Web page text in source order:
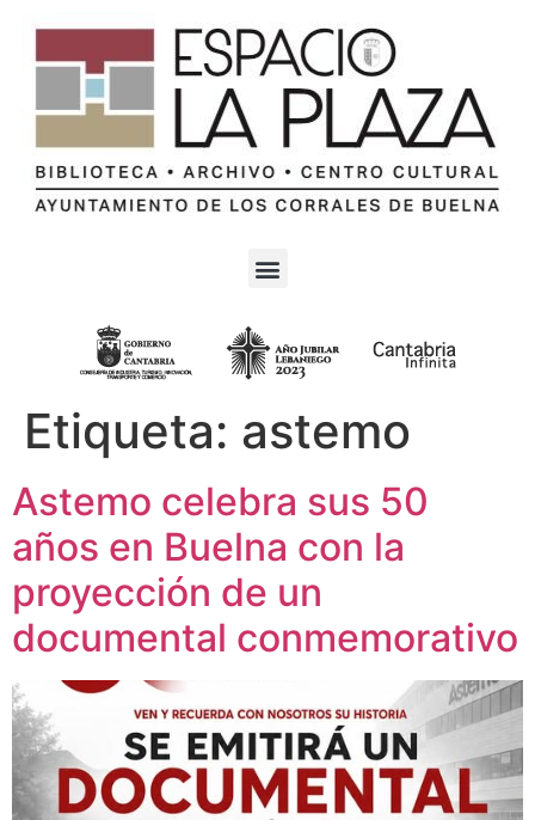
Etiqueta: astemo
Astemo celebra sus 50
años en Buelna con la
proyección de un
documental conmemorativo